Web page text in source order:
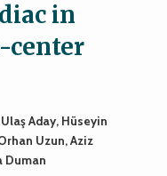
in
center
Aday, Hüseyin
Uzun, Aziz
Duman